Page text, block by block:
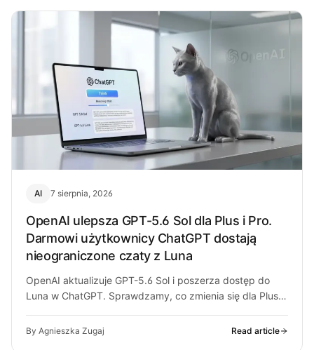
AI 7 sierpnia, 2026
OpenAI ulepsza GPT-5.6 Sol dla Plus i Pro.
Darmowi użytkownicy ChatGPT dostają
nieograniczone czaty z Luna
OpenAI aktualizuje GPT-5.6 Sol i poszerza dostęp do
Luna w ChatGPT. Sprawdzamy, co zmienia się dla Plus,
By Agnieszka Zugaj Read article